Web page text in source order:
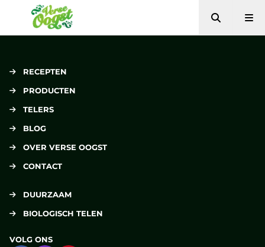
Verse Oogst
Zoeken
RECEPTEN
PRODUCTEN
TELERS
BLOG
OVER VERSE OOGST
CONTACT
DUURZAAM
BIOLOGISCH TELEN
VOLG ONS